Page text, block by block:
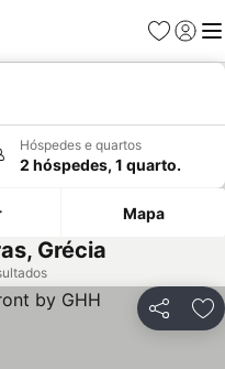
Favoritos
Iniciar
Hóspedes e quartos
2 hóspedes, 1 quarto.
Mapa
Grécia
Partilhar